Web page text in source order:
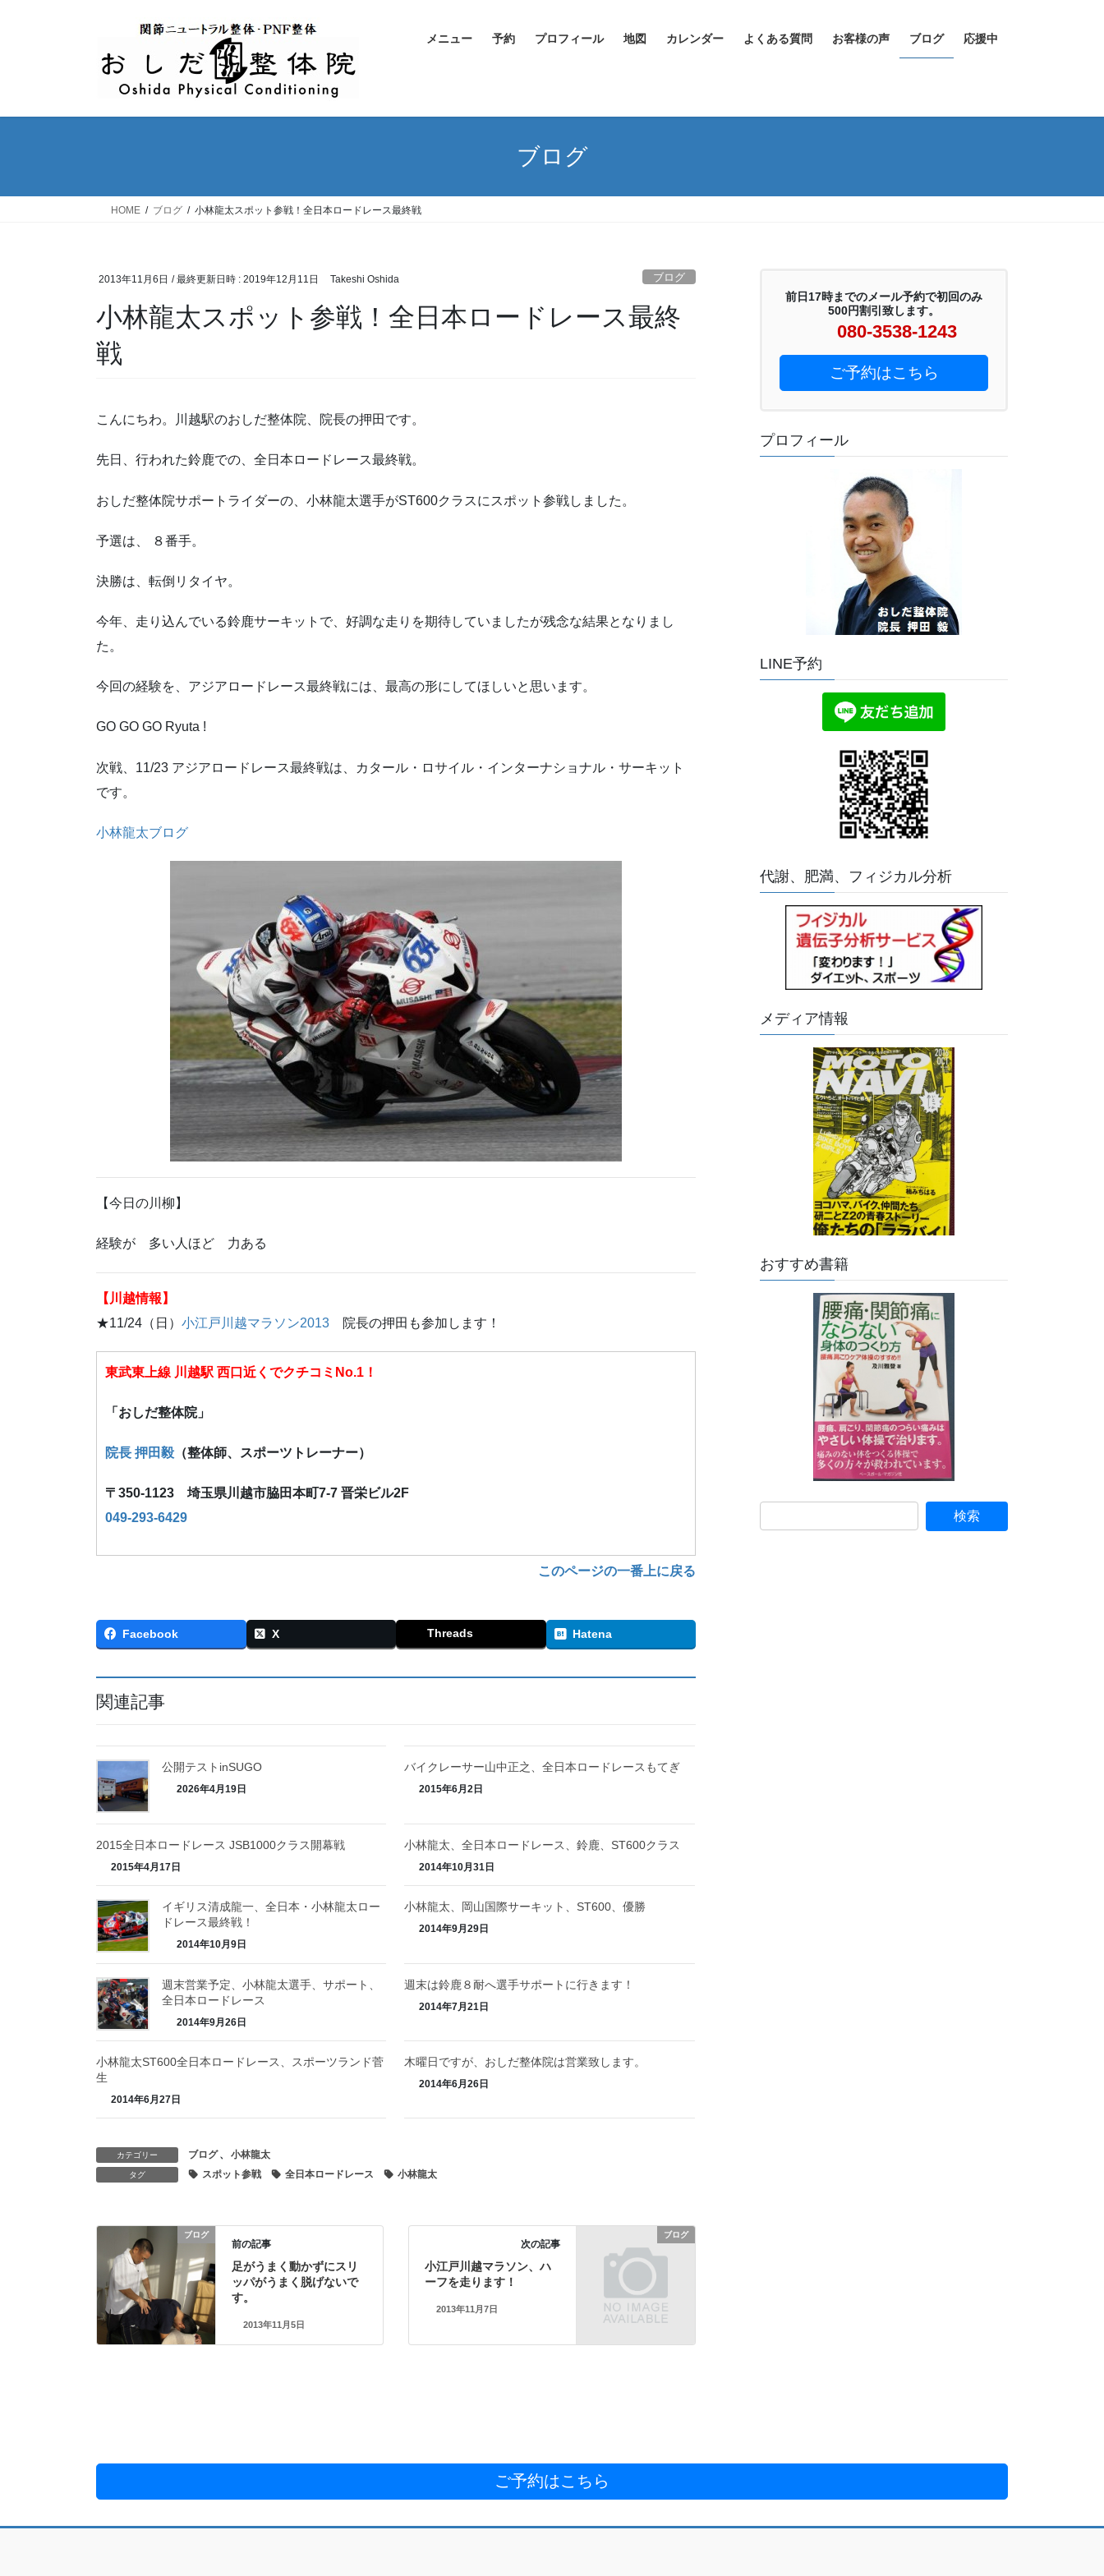
メニュー 予約 プロフィール 地図 カレンダー よくある質問 お客様の声 ブログ 応援中
ブログ
HOME ブログ 小林龍太スポット参戦！全日本ロードレース最終戦
2013年11月6日 / 最終更新日時 : 2019年12月11日 Takeshi Oshida ブログ
小林龍太スポット参戦！全日本ロードレース最終
戦
こんにちわ。川越駅のおしだ整体院、院長の押田です。
先日、行われた鈴鹿での、全日本ロードレース最終戦。
おしだ整体院サポートライダーの、小林龍太選手がST600クラスにスポット参戦しました。
予選は、 ８番手。
決勝は、転倒リタイヤ。
今年、走り込んでいる鈴鹿サーキットで、好調な走りを期待していましたが残念な結果となりまし
た。
今回の経験を、アジアロードレース最終戦には、最高の形にしてほしいと思います。
GO GO GO Ryuta !
次戦、11/23 アジアロードレース最終戦は、カタール・ロサイル・インターナショナル・サーキット
です。
小林龍太ブログ
【今日の川柳】
経験が 多い人ほど 力ある
【川越情報】
★11/24（日） 小江戸川越マラソン2013 院長の押田も参加します！
東武東上線 川越駅 西口近くでクチコミNo.1！
「おしだ整体院」
院長 押田毅 （整体師、スポーツトレーナー）
〒350-1123 埼玉県川越市脇田本町7-7 晋栄ビル2F
049-293-6429
このページの一番上に戻る
Facebook X Threads Hatena
関連記事
公開テストinSUGO
2026年4月19日
バイクレーサー山中正之、全日本ロードレースもてぎ
2015年6月2日
2015全日本ロードレース JSB1000クラス開幕戦
2015年4月17日
小林龍太、全日本ロードレース、鈴鹿、ST600クラス
2014年10月31日
イギリス清成龍一、全日本・小林龍太ロー
ドレース最終戦！
2014年10月9日
小林龍太、岡山国際サーキット、ST600、優勝
2014年9月29日
週末営業予定、小林龍太選手、サポート、
全日本ロードレース
2014年9月26日
週末は鈴鹿８耐へ選手サポートに行きます！
2014年7月21日
小林龍太ST600全日本ロードレース、スポーツランド菅
生
2014年6月27日
木曜日ですが、おしだ整体院は営業致します。
2014年6月26日
カテゴリー ブログ 、 小林龍太
タグ スポット参戦 全日本ロードレース 小林龍太
ブログ
前の記事
足がうまく動かずにスリ
ッパがうまく脱げないで
す。
2013年11月5日
ブログ
次の記事
小江戸川越マラソン、ハ
ーフを走ります！
2013年11月7日
前日17時までのメール予約で初回のみ
500円割引致します。
080-3538-1243
ご予約はこちら
プロフィール
LINE予約
代謝、肥満、フィジカル分析
メディア情報
おすすめ書籍
ご予約はこちら